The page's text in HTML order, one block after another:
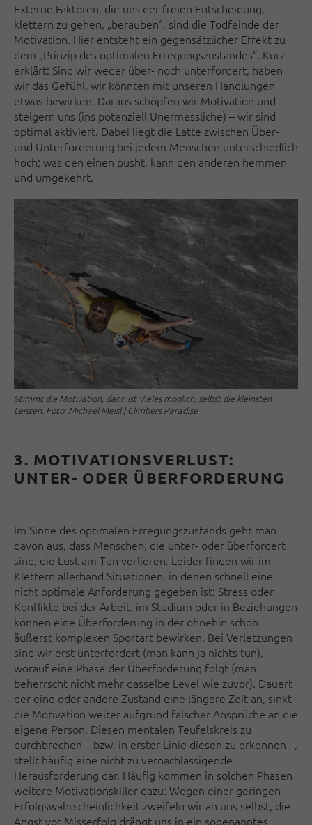
Externe Faktoren, die uns der freien Entscheidung,
klettern zu gehen, „berauben“, sind die Todfeinde der
Motivation. Hier entsteht ein gegensätzlicher Effekt zu
dem „Prinzip des optimalen Erregungszustandes“. Kurz
erklärt: Sind wir weder über- noch unterfordert, haben
wir das Gefühl, wir könnten mit unseren Handlungen
etwas bewirken. Daraus schöpfen wir Motivation und
steigern uns (ins potenziell Unermessliche) – wir sind
optimal aktiviert. Dabei liegt die Latte zwischen Über-
und Unterforderung bei jedem Menschen unterschiedlich
hoch; was den einen pusht, kann den anderen hemmen
und umgekehrt.
Stimmt die Motivation, dann ist Vieles möglich, selbst die kleinsten
Leisten. Foto: Michael Meisl | Climbers Paradise
3. MOTIVATIONSVERLUST:
UNTER- ODER ÜBERFORDERUNG
Im Sinne des optimalen Erregungszustands geht man
davon aus, dass Menschen, die unter- oder überfordert
sind, die Lust am Tun verlieren. Leider finden wir im
Klettern allerhand Situationen, in denen schnell eine
nicht optimale Anforderung gegeben ist: Stress oder
Konflikte bei der Arbeit, im Studium oder in Beziehungen
können eine Überforderung in der ohnehin schon
äußerst komplexen Sportart bewirken. Bei Verletzungen
sind wir erst unterfordert (man kann ja nichts tun),
worauf eine Phase der Überforderung folgt (man
beherrscht nicht mehr dasselbe Level wie zuvor). Dauert
der eine oder andere Zustand eine längere Zeit an, sinkt
die Motivation weiter aufgrund falscher Ansprüche an die
eigene Person. Diesen mentalen Teufelskreis zu
durchbrechen – bzw. in erster Linie diesen zu erkennen –,
stellt häufig eine nicht zu vernachlässigende
Herausforderung dar. Häufig kommen in solchen Phasen
weitere Motivationskiller dazu: Wegen einer geringen
Erfolgswahrscheinlichkeit zweifeln wir an uns selbst, die
Angst vor Misserfolg drängt uns in ein sogenanntes